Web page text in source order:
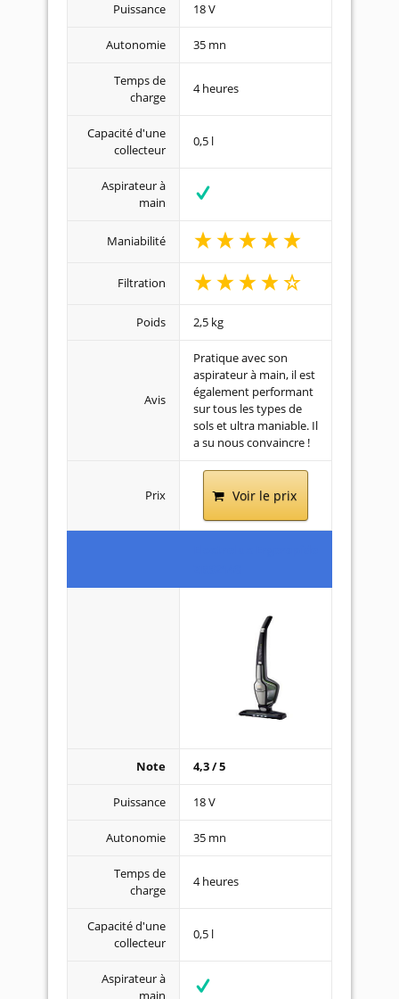
Puissance 18 V
Autonomie 35 mn
Temps de
charge
4 heures
Capacité d'une
collecteur
0,5 l
Aspirateur à
main
Maniabilité
Filtration
Poids 2,5 kg
Avis
Pratique avec son
aspirateur à main, il est
également performant
sur tous les types de
sols et ultra maniable. Il
a su nous convaincre !
Prix Voir le prix
Note 4,3 / 5
Puissance 18 V
Autonomie 35 mn
Temps de
charge
4 heures
Capacité d'une
collecteur
0,5 l
Aspirateur à
main